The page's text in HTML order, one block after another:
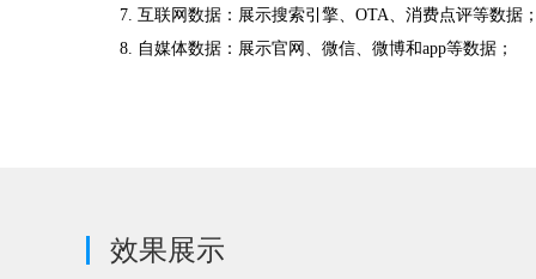
7. 互联网数据：展示搜索引擎、OTA、消费点评等数据
8. 自媒体数据：展示官网、微信、微博和app等数据；
效果展示